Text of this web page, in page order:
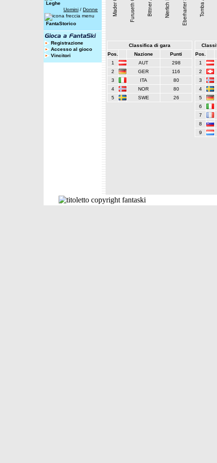
Leghe
Uomini / Donne
FantaStorico
Registrazione
Accesso al gioco
Vincitori
Classifica di gara
Pos.
Nazione
Punti
1
AUT
298
2
GER
116
3
ITA
80
4
NOR
80
5
SWE 26
Pos.
1
2
3
4
5
6
7
8
9